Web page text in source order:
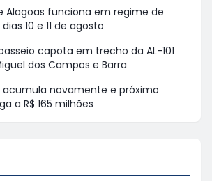
Alagoas funciona em regime de
10 e 11 de agosto
capota em trecho da AL-101
dos Campos e Barra
acumula novamente e próximo
a R$ 165 milhões